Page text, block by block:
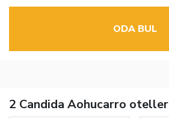
ODA BUL
2 Candida Aohucarro oteller